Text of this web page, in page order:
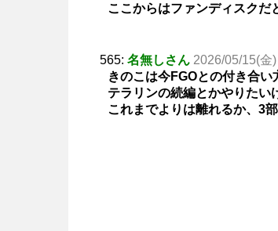
ここからはファンディスクだ
565: 名無しさん 2026/05/15(金
きのこは今FGOとの付き合
テラリンの続編とかやりたい
これまでよりは離れるか、3